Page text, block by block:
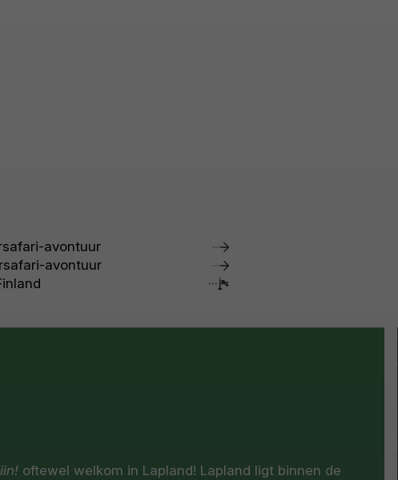
avontuur
avontuur
oftewel welkom in Lapland! Lapland ligt binnen de